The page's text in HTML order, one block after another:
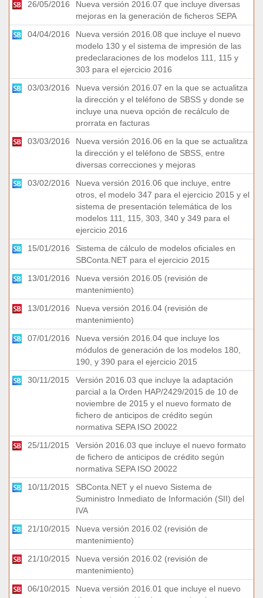
26/05/2016
Nueva versión 2016.07 que incluye diversas
mejoras en la generación de ficheros SEPA
04/04/2016
Nueva versión 2016.08 que incluye el nuevo
modelo 130 y el sistema de impresión de las
predeclaraciones de los modelos 111, 115 y
303 para el ejercicio 2016
03/03/2016
Nueva versión 2016.07 en la que se actualitza
la dirección y el teléfono de SBSS y donde se
incluye una nueva opción de recálculo de
prorrata en facturas
03/03/2016
Nueva versión 2016.06 en la que se actualitza
la dirección y el teléfono de SBSS, entre
diversas correcciones y mejoras
03/02/2016
Nueva versión 2016.06 que incluye, entre
otros, el modelo 347 para el ejercicio 2015 y el
sistema de presentación telemática de los
modelos 111, 115, 303, 340 y 349 para el
ejercicio 2016
15/01/2016
Sistema de cálculo de modelos oficiales en
SBConta.NET para el ejercicio 2015
13/01/2016
Nueva versión 2016.05 (revisión de
mantenimiento)
13/01/2016
Nueva versión 2016.04 (revisión de
mantenimiento)
07/01/2016
Nueva versión 2016.04 que incluye los
módulos de generación de los modelos 180,
190, y 390 para el ejercicio 2015
30/11/2015
Versión 2016.03 que incluye la adaptación
parcial a la Orden HAP/2429/2015 de 10 de
noviembre de 2015 y el nuevo formato de
fichero de anticipos de crédito según
normativa SEPA ISO 20022
25/11/2015
Versión 2016.03 que incluye el nuevo formato
de fichero de anticipos de crédito según
normativa SEPA ISO 20022
10/11/2015
SBConta.NET y el nuevo Sistema de
Suministro Inmediato de Información (SII) del
IVA
21/10/2015
Nueva versión 2016.02 (revisión de
mantenimiento)
21/10/2015
Nueva versión 2016.02 (revisión de
mantenimiento)
06/10/2015
Nueva versión 2016.01 que incluye el nuevo